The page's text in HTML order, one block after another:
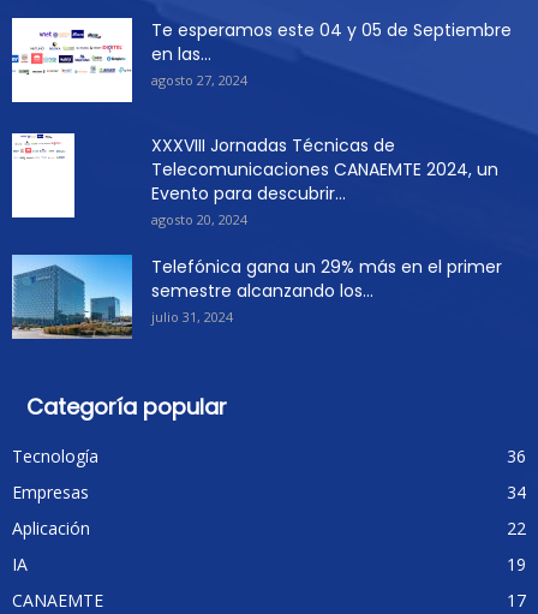
Te esperamos este 04 y 05 de Septiembre
en las...
agosto 27, 2024
XXXVIII Jornadas Técnicas de
Telecomunicaciones CANAEMTE 2024, un
Evento para descubrir...
agosto 20, 2024
Telefónica gana un 29% más en el primer
semestre alcanzando los...
julio 31, 2024
Categoría popular
Tecnología
36
Empresas
34
Aplicación
22
IA
19
CANAEMTE
17